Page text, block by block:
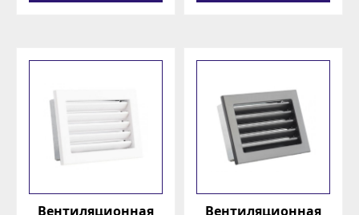
Вентиляционная
Вентиляционная